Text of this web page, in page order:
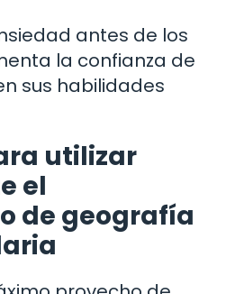
antes de los
la confianza de
sus habilidades
utilizar
el
de geografía